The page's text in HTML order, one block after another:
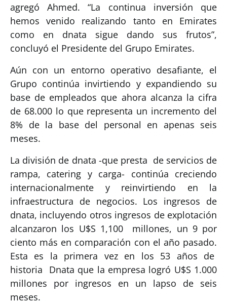
agregó Ahmed. “La continua inversión que
hemos venido realizando tanto en Emirates
como en dnata sigue dando sus frutos”,
concluyó el Presidente del Grupo Emirates.
Aún con un entorno operativo desafiante, el
Grupo continúa invirtiendo y expandiendo su
base de empleados que ahora alcanza la cifra
de 68.000 lo que representa un incremento del
8% de la base del personal en apenas seis
meses.
La división de dnata -que presta de servicios de
rampa, catering y carga- continúa creciendo
internacionalmente y reinvirtiendo en la
infraestructura de negocios. Los ingresos de
dnata, incluyendo otros ingresos de explotación
alcanzaron los U$S 1,100 millones, un 9 por
ciento más en comparación con el año pasado.
Esta es la primera vez en los 53 años de
historia Dnata que la empresa logró U$S 1.000
millones por ingresos en un lapso de seis
meses.